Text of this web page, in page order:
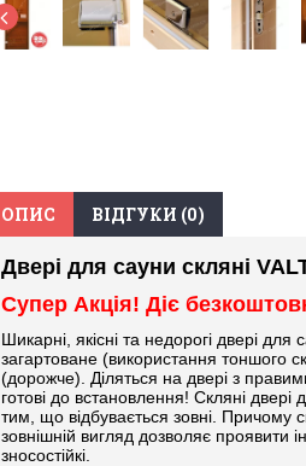
ОПИС ВІДГУКИ (0)
Двері для сауни скляні
Супер Акція! Діє
Шикарні, якісні та недорогі двері
загартоване (використання тоншого
(дорожче). Діляться на двері з
готові до встановлення! Скляні
тим, що відбувається зовні. Причому
зовнішній вигляд дозволяє проявити
зносостійкі.